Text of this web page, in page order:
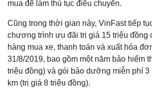
mua để làm thủ tục điều chuyển.
Cũng trong thời gian này, VinFast tiếp
chương trình ưu đãi trị giá 15 triệu đồng
hàng mua xe, thanh toán và xuất hóa
31/8/2019, bao gồm một năm bảo hiểm
triệu đồng) và gói bảo dưỡng miễn phí 3
km (trị giá 8 triệu đồng).